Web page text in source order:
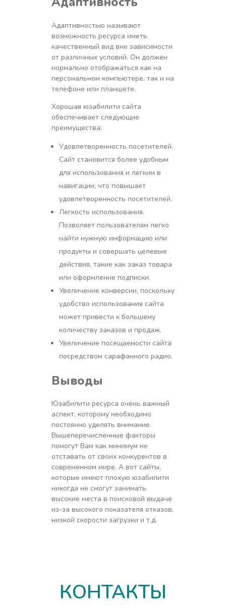
Адаптивностью называют
возможность ресурса иметь
качественный вид вне зависимости
от различных условий. Он должен
нормально отображаться как на
персональном компьютере, так и на
телефоне или планшете.
Хорошая юзабилити сайта
обеспечивает следующие
преимущества:
Удовлетворенность посетителей.
Сайт становится более удобным
для использования и легким в
навигации, что повышает
удовлетворенность посетителей.
Легкость использования.
Позволяет пользователям легко
найти нужную информацию или
продукты и совершать целевые
действия, такие как заказ товара
или оформление подписки.
Увеличение конверсии, поскольку
удобство использования сайта
может привести к большему
количеству заказов и продаж.
Увеличение посещаемости сайта
посредством сарафанного радио.
Выводы
Юзабилити ресурса очень важный
аспект, которому необходимо
постоянно уделять внимание.
Вышеперечисленные факторы
помогут Вам как минимум не
отставать от своих конкурентов в
современном мире. А вот сайты,
которые имеют плохую юзабилити
никогда не смогут занимать
высокие места в поисковой выдаче
из-за высокого показателя отказов,
низкой скорости загрузки и т.д.
КОНТАКТЫ